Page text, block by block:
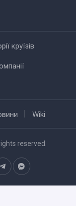
круїзів
Wiki
reserved.